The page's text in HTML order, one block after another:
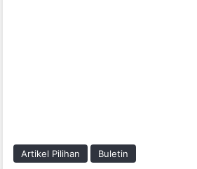
Artikel Pilihan Buletin